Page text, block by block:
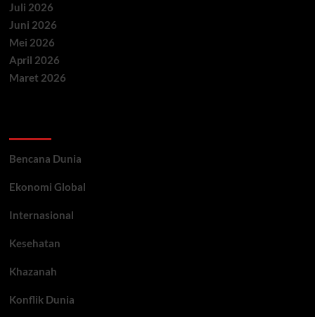
Juli 2026
Juni 2026
Mei 2026
April 2026
Maret 2026
Bencana Dunia
Ekonomi Global
Internasional
Kesehatan
Khazanah
Konflik Dunia